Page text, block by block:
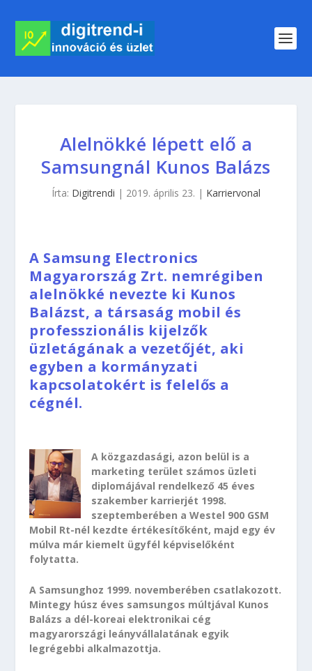
Alelnökké lépett elő a
Samsungnál Kunos Balázs
Írta: Digitrendi | 2019. április 23. | Karriervonal
A Samsung Electronics
Magyarország Zrt. nemrégiben
alelnökké nevezte ki Kunos
Balázst, a társaság mobil és
professzionális kijelzők
üzletágának a vezetőjét, aki
egyben a kormányzati
kapcsolatokért is felelős a
cégnél.
A közgazdasági, azon belül is a
marketing terület számos üzleti
diplomájával rendelkező 45 éves
szakember karrierjét 1998.
szeptemberében a Westel 900 GSM
Mobil Rt-nél kezdte értékesítőként, majd egy év
múlva már kiemelt ügyfél képviselőként
folytatta.
A Samsunghoz 1999. novemberében csatlakozott.
Mintegy húsz éves samsungos múltjával Kunos
Balázs a dél-koreai elektronikai cég
magyarországi leányvállalatának egyik
legrégebbi alkalmazottja.